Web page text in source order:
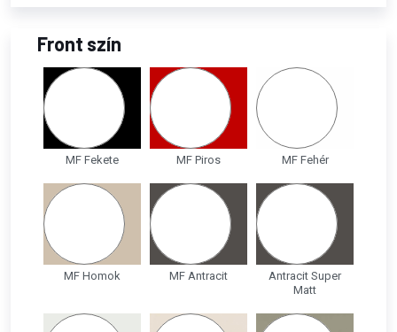
Front szín
MF Fekete MF Piros MF Fehér
MF Homok MF Antracit
Antracit Super
Matt